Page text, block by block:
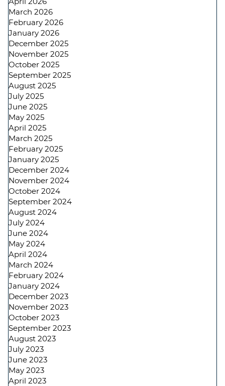
March 2026
February 2026
January 2026
December 2025
November 2025
October 2025
September 2025
August 2025
July 2025
June 2025
May 2025
April 2025
March 2025
February 2025
January 2025
December 2024
November 2024
October 2024
September 2024
August 2024
July 2024
June 2024
May 2024
April 2024
March 2024
February 2024
January 2024
December 2023
November 2023
October 2023
September 2023
August 2023
July 2023
June 2023
May 2023
April 2023